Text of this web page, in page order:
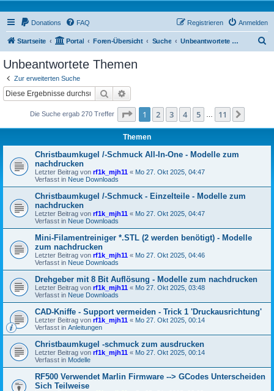
Donations FAQ Anmelden
Registrieren
Startseite Portal Foren-Übersicht Suche Unbeantwortete Themen
Unbeantwortete Themen
Zur erweiterten Suche
Suche
Die Suche ergab 270 Treffer Seite 1von 11
1 2 3 4 5 11
Themen
Christbaumkugel /-Schmuck All-In-One - Modelle zum
nachdrucken
Letzter Beitrag von rf1k_mjh11 « Mo 27. Okt 2025, 04:47
Verfasst in Neue Downloads
Christbaumkugel /-Schmuck - Einzelteile - Modelle zum
nachdrucken
Letzter Beitrag von rf1k_mjh11 « Mo 27. Okt 2025, 04:47
Verfasst in Neue Downloads
Mini-Filamentreiniger *.STL (2 werden benötigt) - Modelle
zum nachdrucken
Letzter Beitrag von rf1k_mjh11 « Mo 27. Okt 2025, 04:46
Verfasst in Neue Downloads
Drehgeber mit 8 Bit Auflösung - Modelle zum nachdrucken
Letzter Beitrag von rf1k_mjh11 « Mo 27. Okt 2025, 03:48
Verfasst in Neue Downloads
CAD-Kniffe - Support vermeiden - Trick 1 'Druckausrichtung'
Letzter Beitrag von rf1k_mjh11 « Mo 27. Okt 2025, 00:14
Verfasst in Anleitungen
Christbaumkugel -schmuck zum ausdrucken
Letzter Beitrag von rf1k_mjh11 « Mo 27. Okt 2025, 00:14
Verfasst in Modelle
RF500 Verwendet Marlin Firmware --> GCodes Unterscheiden
Sich Teilweise